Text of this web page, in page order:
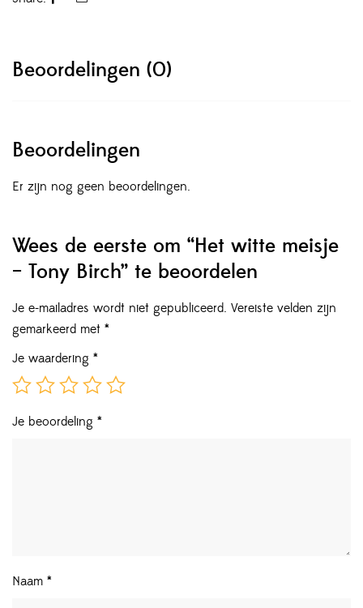
Beoordelingen (0)
Beoordelingen
Er zijn nog geen beoordelingen.
Wees de eerste om “Het witte meisje
– Tony Birch” te beoordelen
Je e-mailadres wordt niet gepubliceerd. Vereiste velden zijn
gemarkeerd met *
Je waardering *
Je beoordeling *
Naam *